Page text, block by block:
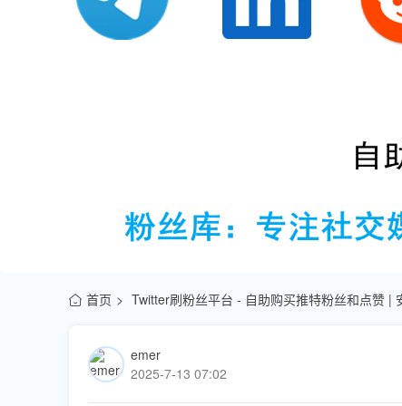
首页 Twitter刷粉丝平台 - 自助购买推特粉丝和点赞 |
emer
2025-7-13 07:02